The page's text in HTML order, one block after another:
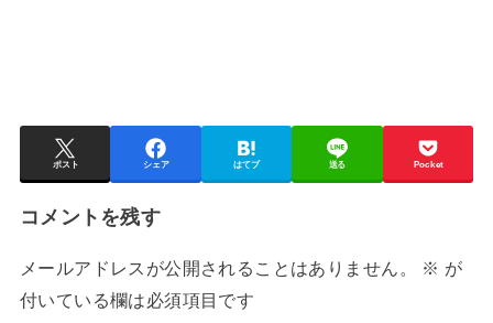
ポスト シェア はてブ 送る Pocket
コメントを残す
メールアドレスが公開されることはありません。 ※ が
付いている欄は必須項目です